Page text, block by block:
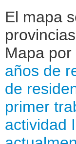
El mapa
Mapa por
años de
de
primer
actividad